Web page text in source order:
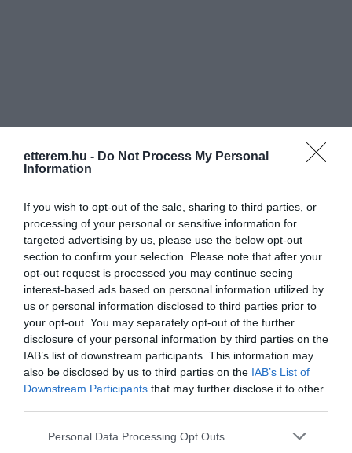
etterem.hu - Do Not Process My Personal
Information
If you wish to opt-out of the sale, sharing to third parties, or
processing of your personal or sensitive information for
targeted advertising by us, please use the below opt-out
section to confirm your selection. Please note that after your
opt-out request is processed you may continue seeing
interest-based ads based on personal information utilized by
us or personal information disclosed to third parties prior to
your opt-out. You may separately opt-out of the further
disclosure of your personal information by third parties on the
IAB’s list of downstream participants. This information may
also be disclosed by us to third parties on the IAB’s List of
Downstream Participants that may further disclose it to other
Please note that this website/app uses one or more Google
Personal Data Processing Opt Outs
Értékelések Értékeld Te is
3.9
Összesen 8
5 4
4
3 0
2 1
1 1
Finom pizzák! Megéri beülni :)